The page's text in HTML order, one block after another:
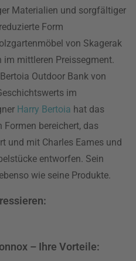
Materialien und sorgfältiger
Form
von Skagerak
mittleren Preissegment.
Outdoor Bank von
im
Harry Bertoia hat das
bereichert, das
und mit Charles Eames und
entworfen. Sein
wie seine Produkte.
– Ihre Vorteile: